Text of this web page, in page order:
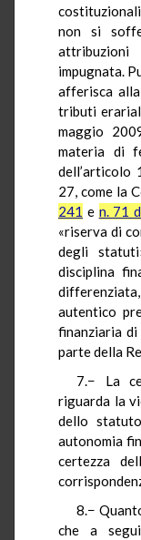
non si
impugnata.
afferisca
tributi
maggio
materia di
dell’articolo
27, come la
241 e n. 71
«riserva di
degli
disciplina
autentico
finanziaria
parte della
7.− La
riguarda la
dello
autonomia
certezza
8.−
che a